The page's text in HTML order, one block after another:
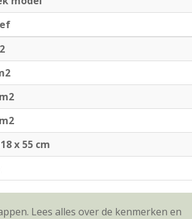
x 55 cm
Lees alles over de kenmerken en